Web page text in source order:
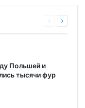
Польшей и
тысячи фур